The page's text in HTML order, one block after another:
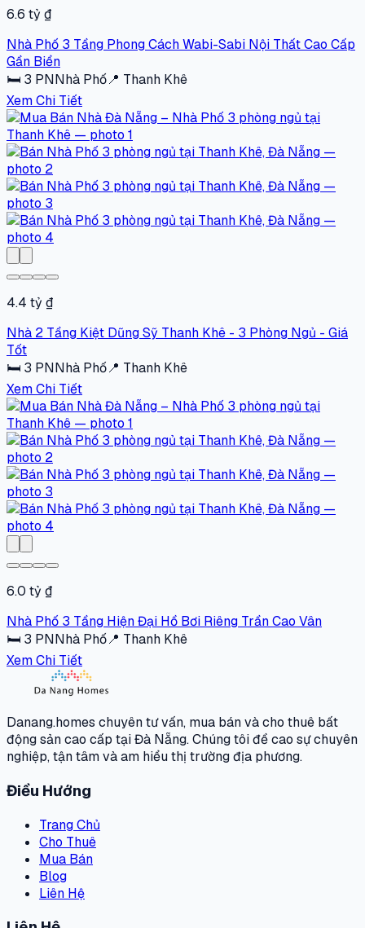
6.6 tỷ ₫
Nhà Phố 3 Tầng Phong Cách Wabi-Sabi Nội Thất Cao Cấp
Gần Biển
🛏 3 PNNhà Phố📍 Thanh Khê
Xem Chi Tiết
4.4 tỷ ₫
Nhà 2 Tầng Kiệt Dũng Sỹ Thanh Khê - 3 Phòng Ngủ - Giá
Tốt
🛏 3 PNNhà Phố📍 Thanh Khê
Xem Chi Tiết
6.0 tỷ ₫
Nhà Phố 3 Tầng Hiện Đại Hồ Bơi Riêng Trần Cao Vân
🛏 3 PNNhà Phố📍 Thanh Khê
Xem Chi Tiết
Danang.homes chuyên tư vấn, mua bán và cho thuê bất
động sản cao cấp tại Đà Nẵng. Chúng tôi đề cao sự chuyên
nghiệp, tận tâm và am hiểu thị trường địa phương.
Điều Hướng
Trang Chủ
Cho Thuê
Mua Bán
Blog
Liên Hệ